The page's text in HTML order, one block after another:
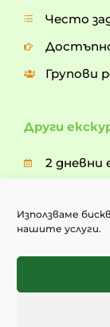
Използваме
нашите услуги.
Други
2 дневни
5 дневни
Опознай
Често
Групови